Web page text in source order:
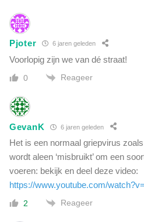
Pjoter 6 jaren geleden
Voorlopig zijn we van dé straat!
0 Reageer
GevanK 6 jaren geleden
Het is een normaal griepvirus
wordt aleen ‘misbruikt’ om een
voeren: bekijk en deel deze video:
https://www.youtube.com/
2 Reageer